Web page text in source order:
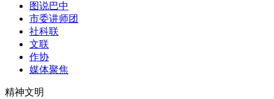
图说巴中
市委讲师团
社科联
文联
作协
媒体聚焦
精神文明